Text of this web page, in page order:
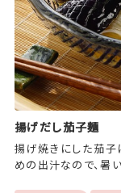
揚げだし茄子麺
揚げ焼きにした茄子
めの出汁なので、暑